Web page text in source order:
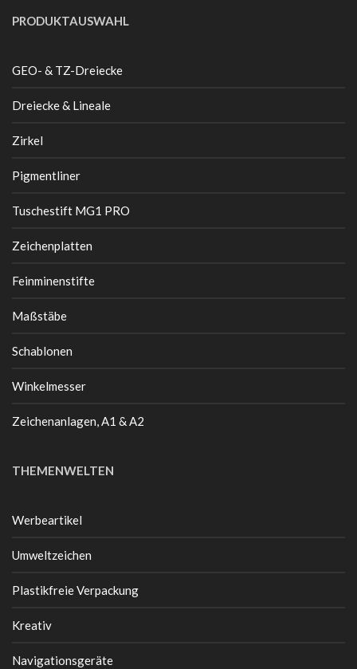
PRODUKTAUSWAHL
GEO- & TZ-Dreiecke
Dreiecke & Lineale
Zirkel
Pigmentliner
Tuschestift MG1 PRO
Zeichenplatten
Feinminenstifte
Maßstäbe
Schablonen
Winkelmesser
Zeichenanlagen, A1 & A2
THEMENWELTEN
Werbeartikel
Umweltzeichen
Plastikfreie Verpackung
Kreativ
Navigationsgeräte